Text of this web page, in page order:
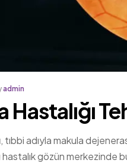
admin
Hastalığı
, tıbbi adıyla makula
hastalık gözün